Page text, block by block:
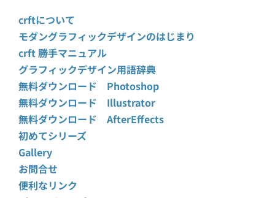
crftについて
モダングラフィックデザインのはじまり
crft 勝手マニュアル
グラフィックデザイン用語辞典
無料ダウンロード Photoshop
無料ダウンロード Illustrator
無料ダウンロード AfterEffects
初めてシリーズ
Gallery
お問合せ
便利なリンク